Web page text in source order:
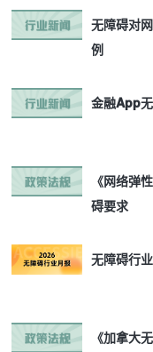
无障碍对
例
金融App
《网络弹
碍要求
无障碍行
《加拿大